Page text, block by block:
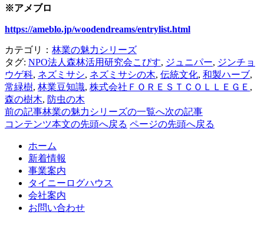
※アメブロ
https://ameblo.jp/woodendreams/entrylist.html
カテゴリ： 林業の魅力シリーズ
タグ: NPO法人森林活用研究会こぴす, ジュニパー, ジンチョ
ウゲ科, ネズミサシ, ネズミサシの木, 伝統文化, 和製ハーブ,
常緑樹, 林業豆知識, 株式会社ＦＯＲＥＳＴＣＯＬＬＥＧＥ ,
森の樹木, 防虫の木
前の記事林業の魅力シリーズの一覧へ次の記事
コンテンツ本文の先頭へ戻る ページの先頭へ戻る
ホーム
新着情報
事業案内
タイニーログハウス
会社案内
お問い合わせ